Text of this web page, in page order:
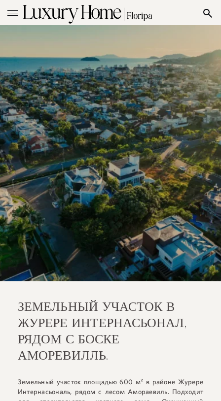
ЗЕМЕЛЬНЫЙ УЧАСТОК В
ЖУРЕРЕ ИНТЕРНАСЬОНАЛ,
РЯДОМ С БОСКЕ
АМОРЕВИЛЛЬ.
Земельный участок площадью 600 м² в районе Журере
Интернасьональ, рядом с лесом Амораевиль. Подходит